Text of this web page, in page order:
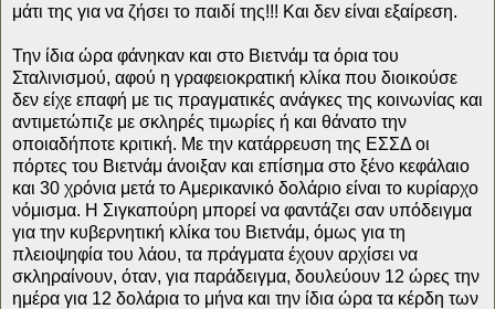
μάτι της για να ζήσει το παιδί της!!! Και δεν είναι εξαίρεση.
Την ίδια ώρα φάνηκαν και στο Βιετνάμ τα όρια του
Σταλινισμού, αφού η γραφειοκρατική κλίκα που διοικούσε
δεν είχε επαφή με τις πραγματικές ανάγκες της κοινωνίας και
αντιμετώπιζε με σκληρές τιμωρίες ή και θάνατο την
οποιαδήποτε κριτική. Με την κατάρρευση της ΕΣΣΔ οι
πόρτες του Βιετνάμ άνοιξαν και επίσημα στο ξένο κεφάλαιο
και 30 χρόνια μετά το Αμερικανικό δολάριο είναι το κυρίαρχο
νόμισμα. Η Σιγκαπούρη μπορεί να φαντάζει σαν υπόδειγμα
για την κυβερνητική κλίκα του Βιετνάμ, όμως για τη
πλειοψηφία του λάου, τα πράγματα έχουν αρχίσει να
σκληραίνουν, όταν, για παράδειγμα, δουλεύουν 12 ώρες την
ημέρα για 12 δολάρια το μήνα και την ίδια ώρα τα κέρδη των